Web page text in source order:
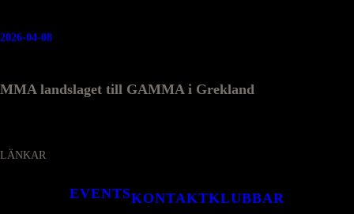
MMA landslaget till GAMMA i Grekland
2026-04-08
LÄNKAR
EVENTSKONTAKTKLUBBAR